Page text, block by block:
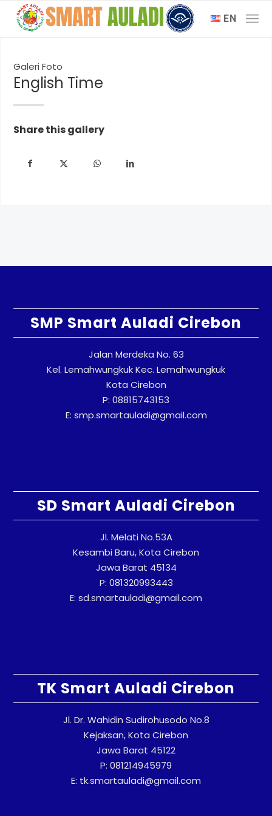
EN
Galeri Foto
English Time
Share this gallery
SMP Smart Auladi Cirebon
Jalan Merdeka No. 63
Kel. Lemahwungkuk Kec. Lemahwungkuk
Kota Cirebon
P: 08815743153
E: smp.smartauladi@gmail.com
SD Smart Auladi Cirebon
Jl. Melati No.53A
Kesambi Baru, Kota Cirebon
Jawa Barat 45134
P: 081320993443
E: sd.smartauladi@gmail.com
TK Smart Auladi Cirebon
Jl. Dr. Wahidin Sudirohusodo No.8
Kejaksan, Kota Cirebon
Jawa Barat 45122
P: 081214945979
E: tk.smartauladi@gmail.com